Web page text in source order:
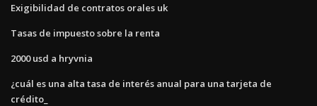
Exigibilidad de contratos orales uk
Tasas de impuesto sobre la renta
2000 usd a hryvnia
¿cuál es una alta tasa de interés anual para una tarjeta de
crédito_